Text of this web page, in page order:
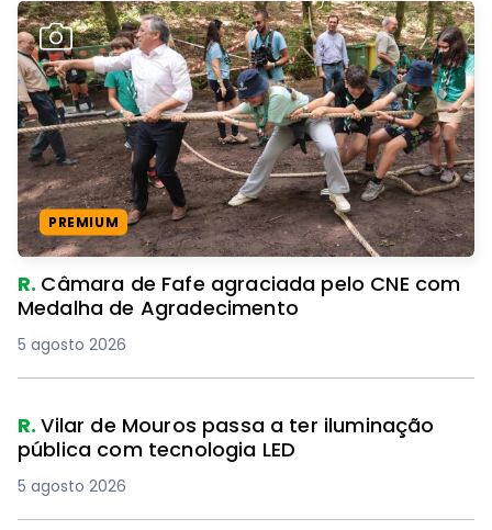
PREMIUM
R. Câmara de Fafe agraciada pelo CNE com
Medalha de Agradecimento
5 agosto 2026
R.Vilar de Mouros passa a ter iluminação
pública com tecnologia LED
5 agosto 2026